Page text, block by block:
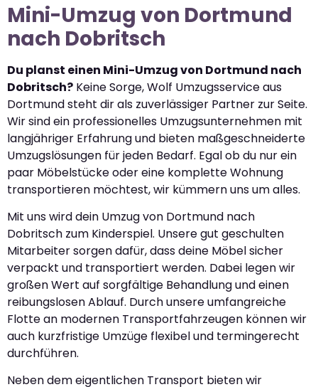
Mini-Umzug von Dortmund
nach Dobritsch
Du planst einen Mini-Umzug von Dortmund nach
Dobritsch? Keine Sorge, Wolf Umzugsservice aus
Dortmund steht dir als zuverlässiger Partner zur Seite.
Wir sind ein professionelles Umzugsunternehmen mit
langjähriger Erfahrung und bieten maßgeschneiderte
Umzugslösungen für jeden Bedarf. Egal ob du nur ein
paar Möbelstücke oder eine komplette Wohnung
transportieren möchtest, wir kümmern uns um alles.
Mit uns wird dein Umzug von Dortmund nach
Dobritsch zum Kinderspiel. Unsere gut geschulten
Mitarbeiter sorgen dafür, dass deine Möbel sicher
verpackt und transportiert werden. Dabei legen wir
großen Wert auf sorgfältige Behandlung und einen
reibungslosen Ablauf. Durch unsere umfangreiche
Flotte an modernen Transportfahrzeugen können wir
auch kurzfristige Umzüge flexibel und termingerecht
durchführen.
Neben dem eigentlichen Transport bieten wir